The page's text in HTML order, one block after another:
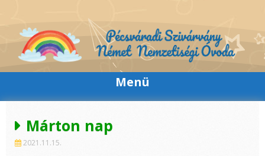
content
Menü
Márton nap
2021.11.15.